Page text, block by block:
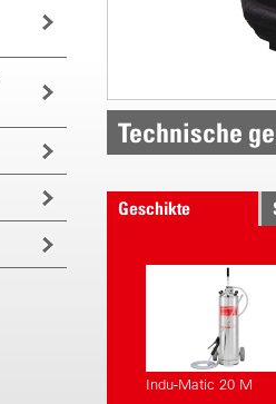
Technische
Geschikte
Indu-Matic 20 M